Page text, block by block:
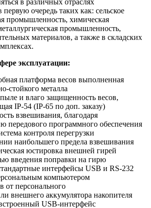
очередь таких как: сельское
промышленность, химическая
промышленность,
материалов, а также в складских
эксплуатации:
платформа весов выполненная
стойкого металла
и влаго защищенность весов,
IP-54 (IP-65 по доп. заказу)
взвешивания, благодаря
передового программного обеспечения
контроля перегрузки
наибольшего предела взвешивания
юстировка внешней гирей
введения поправки на гирю
интерфейсы USB и RS-232
компьютером
от персонального
внешнего аккумулятора накопителя
USB-интерфейс